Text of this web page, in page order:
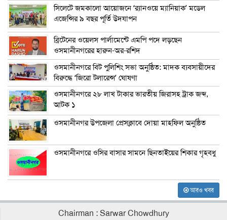
সিলেটে জমকালো আয়োজনে ‘র‍্যানওয়ে ম্যানিয়াক’ মডেল
এজেন্সির ৯ বছর পূর্তি উদযাপন
ব্রিটেনের ওয়েলস পার্লামেন্টে এমপি পদে লড়ছেন
ওসমানীনগরের হারুন-অর-রশিদ
ওসমানীনগরে বিট পুলিশিং সভা অনুষ্ঠিত: মাদক ব্যবসায়ীদের
বিরুদ্ধে ‘জিরো টলারেন্স’ ঘোষণা
ওসমানীনগরে ২৮ লাখ টাকার ভারতীয় জিরাসহ ট্রাক জব্দ,
আটক ১
ওসমানীনগর উপজেলা প্রেসক্লাবে দোয়া মাহফিল অনুষ্ঠিত
ওসমানীনগরে ওসির বাসার সামনে ছিনতাইয়ের শিকার গৃহবধু
আরও খবর
Chairman : Sarwar Chowdhury